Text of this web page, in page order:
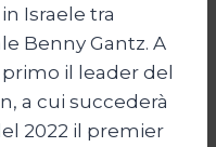
Israele tra
Benny Gantz. A
il leader del
a cui succederà
2022 il premier